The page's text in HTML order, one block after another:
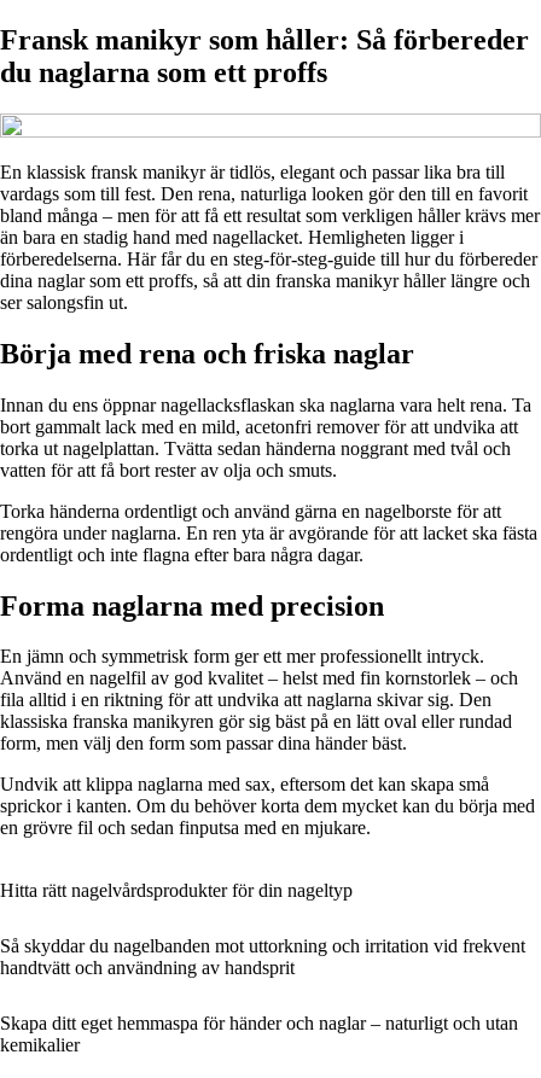
Fransk manikyr som håller: Så förbereder
du naglarna som ett proffs
En klassisk fransk manikyr är tidlös, elegant och passar lika bra till
vardags som till fest. Den rena, naturliga looken gör den till en favorit
bland många – men för att få ett resultat som verkligen håller krävs mer
än bara en stadig hand med nagellacket. Hemligheten ligger i
förberedelserna. Här får du en steg-för-steg-guide till hur du förbereder
dina naglar som ett proffs, så att din franska manikyr håller längre och
ser salongsfin ut.
Börja med rena och friska naglar
Innan du ens öppnar nagellacksflaskan ska naglarna vara helt rena. Ta
bort gammalt lack med en mild, acetonfri remover för att undvika att
torka ut nagelplattan. Tvätta sedan händerna noggrant med tvål och
vatten för att få bort rester av olja och smuts.
Torka händerna ordentligt och använd gärna en nagelborste för att
rengöra under naglarna. En ren yta är avgörande för att lacket ska fästa
ordentligt och inte flagna efter bara några dagar.
Forma naglarna med precision
En jämn och symmetrisk form ger ett mer professionellt intryck.
Använd en nagelfil av god kvalitet – helst med fin kornstorlek – och
fila alltid i en riktning för att undvika att naglarna skivar sig. Den
klassiska franska manikyren gör sig bäst på en lätt oval eller rundad
form, men välj den form som passar dina händer bäst.
Undvik att klippa naglarna med sax, eftersom det kan skapa små
sprickor i kanten. Om du behöver korta dem mycket kan du börja med
en grövre fil och sedan finputsa med en mjukare.
Hitta rätt nagelvårdsprodukter för din nageltyp
Så skyddar du nagelbanden mot uttorkning och irritation vid frekvent
handtvätt och användning av handsprit
Skapa ditt eget hemmaspa för händer och naglar – naturligt och utan
kemikalier